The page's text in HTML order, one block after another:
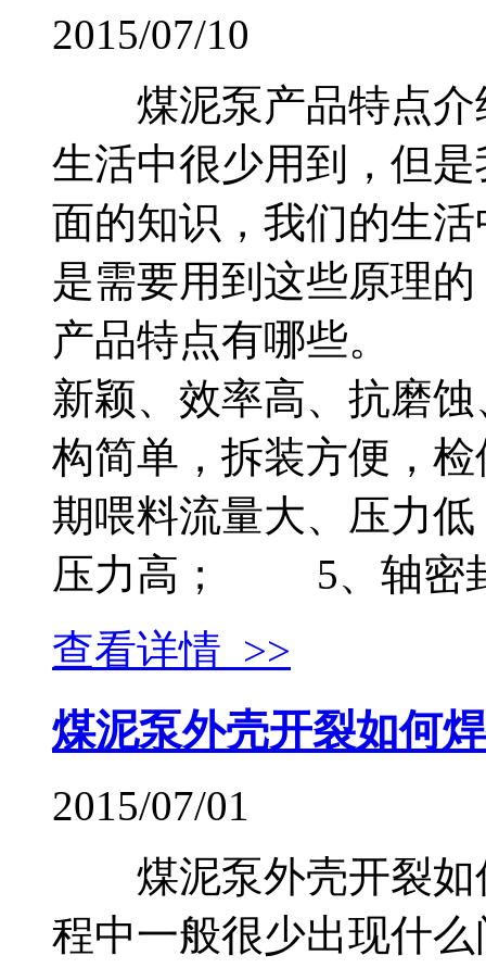
2015/07/10
煤泥泵产品特点
生活中很少用到，但
面的知识，我们的生
是需要用到这些原理
产品特点有哪些。 1
新颖、效率高、抗
构简单，拆装方便
期喂料流量大、压
压力高； 5、轴密
查看详情 >>
煤泥泵外壳开裂如何
2015/07/01
煤泥泵外壳开裂
程中一般很少出现什